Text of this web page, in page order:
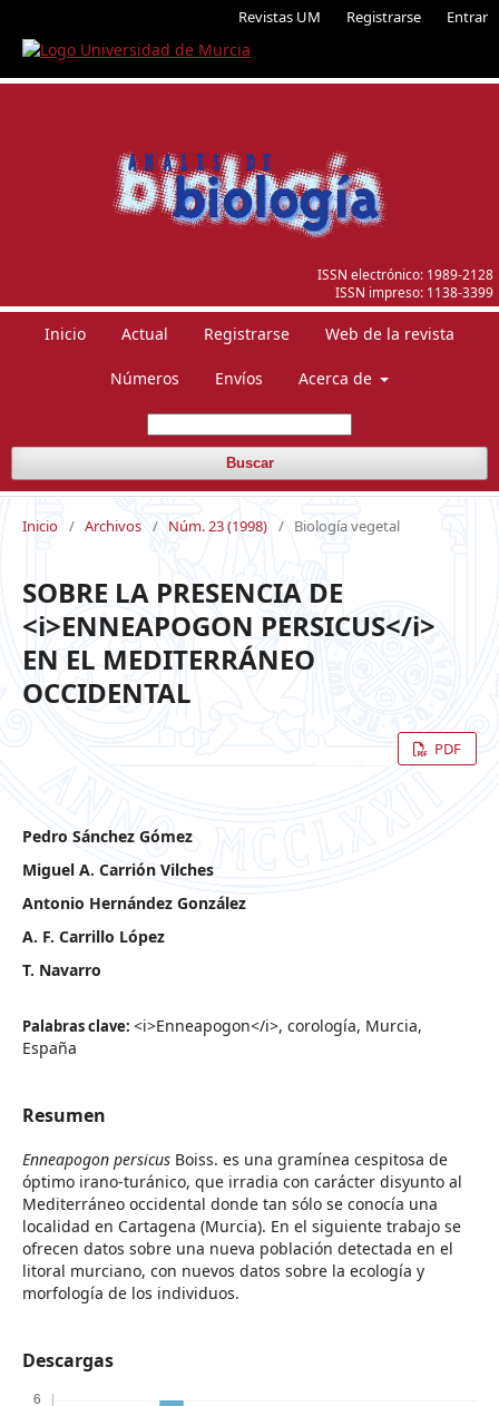
Revistas UM Registrarse Entrar
ISSN electrónico: 1989-2128
ISSN impreso: 1138-3399
Inicio Actual Registrarse Web de la revista
Números Envíos Acerca de
Buscar
Inicio / Archivos / Núm. 23 (1998) / Biología vegetal
SOBRE LA PRESENCIA DE
<i>ENNEAPOGON PERSICUS</i>
EN EL MEDITERRÁNEO
OCCIDENTAL
PDF
Pedro Sánchez Gómez
Miguel A. Carrión Vilches
Antonio Hernández González
A. F. Carrillo López
T. Navarro
Palabras clave: <i>Enneapogon</i>, corología, Murcia,
España
Resumen
Enneapogon persicus Boiss. es una gramínea cespitosa de
óptimo irano-turánico, que irradia con carácter disyunto al
Mediterráneo occidental donde tan sólo se conocía una
localidad en Cartagena (Murcia). En el siguiente trabajo se
ofrecen datos sobre una nueva población detectada en el
litoral murciano, con nuevos datos sobre la ecología y
morfología de los individuos.
Descargas